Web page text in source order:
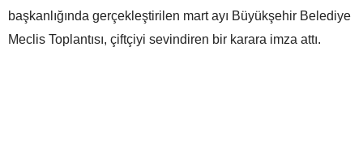
başkanlığında gerçekleştirilen mart ayı Büyükşehir Belediye
Meclis Toplantısı, çiftçiyi sevindiren bir karara imza attı.